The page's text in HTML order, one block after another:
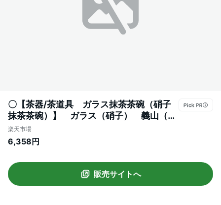
〇【茶器/茶道具 ガラス抹茶茶碗（硝子
抹茶茶碗）】 ガラス（硝子） 義山（ギ
ヤマン） 平茶碗 ひまわり（向日葵）
八木海峰作 耐熱硝子
楽天市場
6,358円
販売サイトへ